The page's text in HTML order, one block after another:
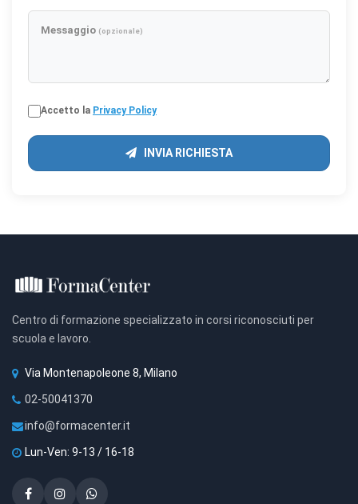
Messaggio (opzionale)
Accetto la Privacy Policy
INVIA RICHIESTA
Centro di formazione specializzato in corsi riconosciuti per
scuola e lavoro.
Via Montenapoleone 8, Milano
02-50041370
info@formacenter.it
Lun-Ven: 9-13 / 16-18